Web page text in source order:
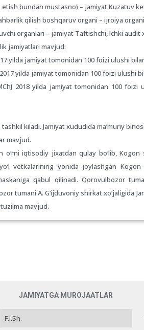
bundan mustasno) – jamiyat Kuzatuv
qilish boshqaruv organi – ijroiya
organlari – jamiyat Taftishchi, Ichki audit
jamiyatlari mavjud:
yilda jamiyat tomonidan 100 foizi ulushi
2017 yilda jamiyat tomonidan 100 foizi
MChJ 2018 yilda jamiyat tomonidan 100
kiladi. Jamiyat xududida ma’muriy
mavjud.
iqtisodiy jixatdan qulay bo‘lib,
vetkalarining yonida joylashgan
qabul qilinadi. Qorovulbozor
tumani A. G‘ijduvoniy shirkat xo‘jaligida
mavjud.
JAMIYATGA MUROJAATLAR